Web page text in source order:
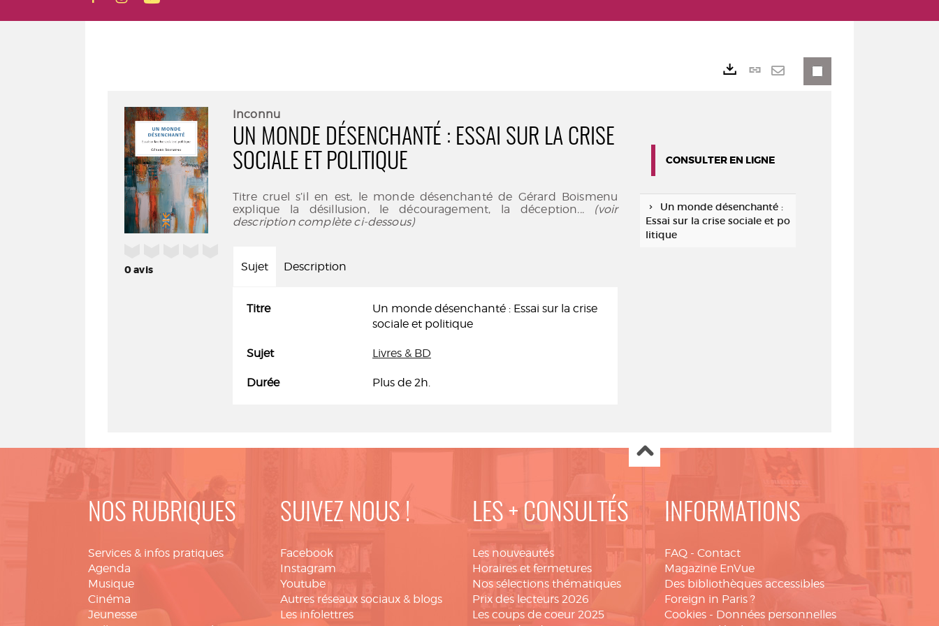
0avis
Inconnu
UN MONDE DÉSENCHANTÉ : ESSAI SUR LA CRISE
SOCIALE ET POLITIQUE
Titre cruel s’il en est, le monde désenchanté de Gérard Boismenu
explique la désillusion, le découragement, la déception... (voir
description complète ci-dessous)
Sujet Description
Titre
Un monde désenchanté : Essai sur la crise
sociale et politique
Sujet Livres & BD
Durée Plus de 2h.
Lien
CONSULTER EN LIGNE
Un monde désenchanté :
Essai sur la crise sociale et po
litique
NOS RUBRIQUES
Services & infos pratiques
Agenda
Musique
Cinéma
Jeunesse
SUIVEZ NOUS !
Facebook
Instagram
Youtube
Autres réseaux sociaux & blogs
Les infolettres
LES + CONSULTÉS
Les nouveautés
Horaires et fermetures
Nos sélections thématiques
Prix des lecteurs 2026
Les coups de coeur 2025
INFORMATIONS
FAQ - Contact
Magazine EnVue
Des bibliothèques accessibles
Foreign in Paris ?
Cookies - Données personnelles